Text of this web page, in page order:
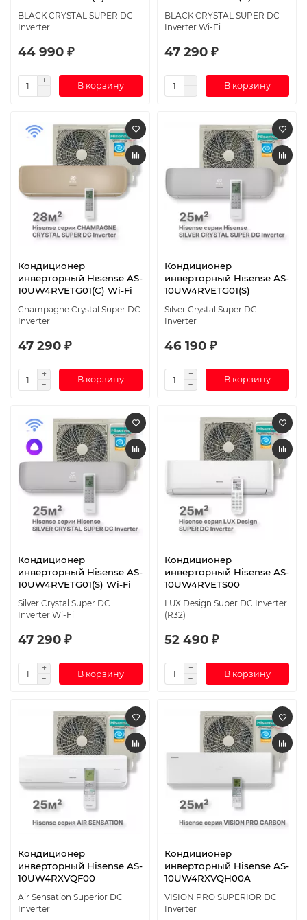
BLACK CRYSTAL SUPER DC
Inverter
44 990 ₽
В корзину
BLACK CRYSTAL SUPER DC
Inverter Wi-Fi
47 290 ₽
В корзину
Кондиционер
инверторный Hisense AS-
10UW4RVETG01(C) Wi-Fi
Champagne Crystal Super DC
Inverter
47 290 ₽
В корзину
Кондиционер
инверторный Hisense AS-
10UW4RVETG01(S)
Silver Crystal Super DC
Inverter
46 190 ₽
В корзину
Кондиционер
инверторный Hisense AS-
10UW4RVETG01(S) Wi-Fi
Silver Crystal Super DC
Inverter Wi-Fi
47 290 ₽
В корзину
Кондиционер
инверторный Hisense AS-
10UW4RVETS00
LUX Design Super DC Inverter
(R32)
52 490 ₽
В корзину
Кондиционер
инверторный Hisense AS-
10UW4RXVQF00
Air Sensation Superior DC
Inverter
Кондиционер
инверторный Hisense AS-
10UW4RXVQH00A
VISION PRO SUPERIOR DC
Inverter